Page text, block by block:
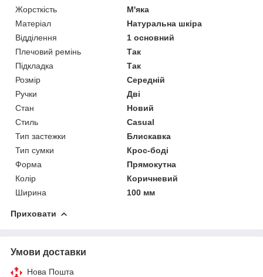
Жорсткість
М'яка
Матеріал
Натуральна шкіра
Відділення
1 основний
Плечовий ремінь
Так
Підкладка
Так
Розмір
Середній
Ручки
Дві
Стан
Новий
Стиль
Casual
Тип застежки
Блискавка
Тип сумки
Крос-боді
Форма
Прямокутна
Колір
Коричневий
Ширина
100 мм
Приховати
Умови доставки
Нова Пошта